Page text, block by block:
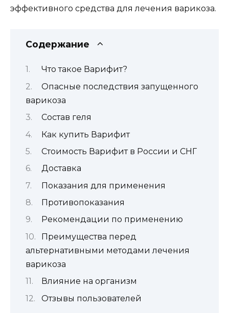
эффективного средства для лечения варикоза.
Содержание
Что такое Варифит?
Опасные последствия запущенного
варикоза
Состав геля
Как купить Варифит
Стоимость Варифит в России и СНГ
Доставка
Показания для применения
Противопоказания
Рекомендации по применению
Преимущества перед
альтернативными методами лечения
варикоза
Влияние на организм
Отзывы пользователей